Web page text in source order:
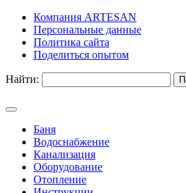
Компания ARTESAN
Персональные данные
Политика сайта
Поделиться опытом
Найти:
Баня
Водоснабжение
Канализация
Оборудование
Отопление